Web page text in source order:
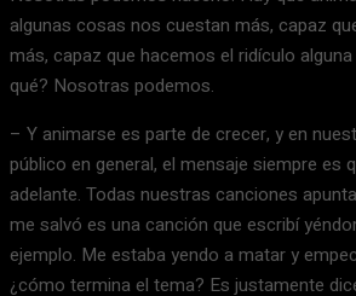
algunas cosas nos cuestan más, capaz
más, capaz que hacemos el ridículo
qué? Nosotras podemos.
– Y animarse es parte de crecer, y en
público en general, el mensaje siempre es
adelante. Todas nuestras canciones
me salvó es una canción que escribí
ejemplo. Me estaba yendo a matar y
¿cómo termina el tema? Es justamente